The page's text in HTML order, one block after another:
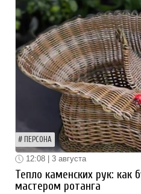
ПЕРСОНА
12:08 | 3 августа
Тепло каменских рук: как
мастером ротанга